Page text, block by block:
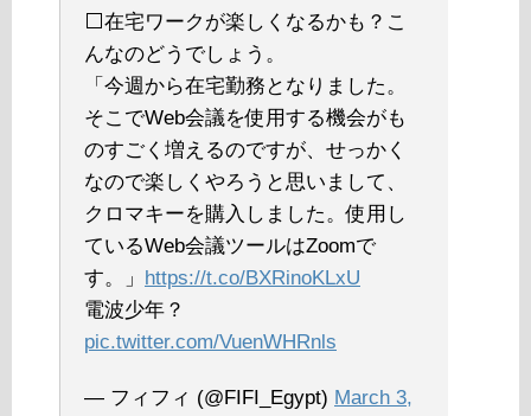
⬜️在宅ワークが楽しくなるかも？こ
んなのどうでしょう。
「今週から在宅勤務となりました。
そこでWeb会議を使用する機会がも
のすごく増えるのですが、せっかく
なので楽しくやろうと思いまして、
クロマキーを購入しました。使用し
ているWeb会議ツールはZoomで
す。」 https://t.co/BXRinoKLxU
電波少年？
pic.twitter.com/VuenWHRnls
— フィフィ (@FIFI_Egypt) March 3,